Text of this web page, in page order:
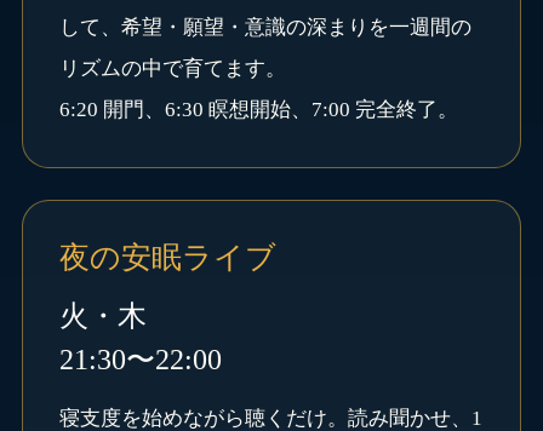
して、希望・願望・意識の深まりを一週間の
リズムの中で育てます。
6:20 開門、6:30 瞑想開始、7:00 完全終了。
夜の安眠ライブ
火・木
21:30〜22:00
寝支度を始めながら聴くだけ。読み聞かせ、1